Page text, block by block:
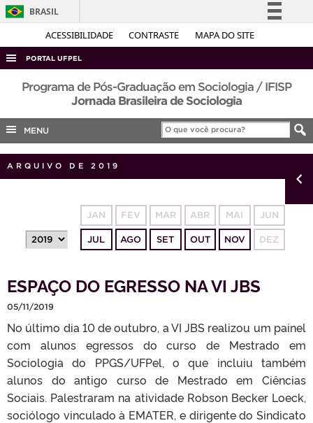
ACESSIBILIDADE CONTRASTE MAPA DO SITE
BRASIL
Simplifique!
Acesso à informação
Legislação
Canais
PORTAL UFPEL
ACESSO À INFORMAÇÃO
COBALTO
CONCURSOS
PORTARIAS
Programa de Pós-Graduação em Sociologia / IFISP
Jornada Brasileira de Sociologia
MENU
ARQUIVO DE 2019
JAN FEV MAR ABR MAI JUN
JUL AGO SET OUT NOV DEZ
ESPAÇO DO EGRESSO NA VI JBS
05/11/2019
No último dia 10 de outubro, a VI JBS realizou um painel
com alunos egressos do curso de Mestrado em
Sociologia do PPGS/UFPel, o que incluiu também
alunos do antigo curso de Mestrado em Ciências
Sociais. Palestraram na atividade Robson Becker Loeck,
sociólogo vinculado à EMATER, e dirigente do Sindicato